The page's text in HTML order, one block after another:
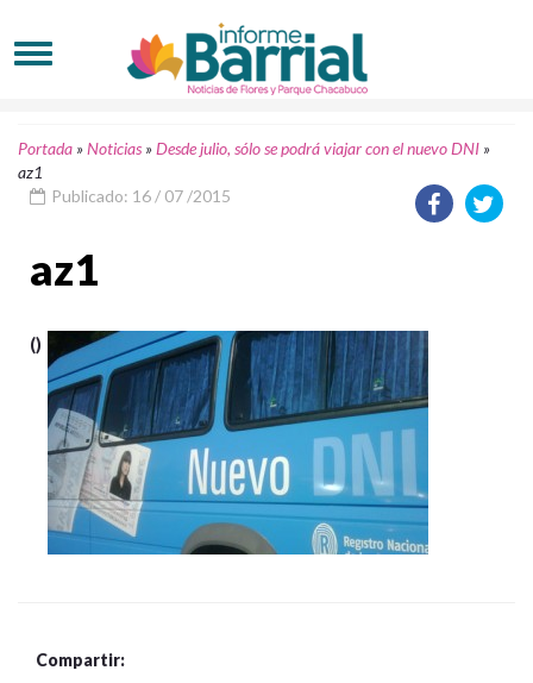
Portada »Noticias »Desde julio, sólo se podrá viajar con el nuevo DNI »
az1
Publicado: 16 / 07 /2015
az1
()
Compartir: